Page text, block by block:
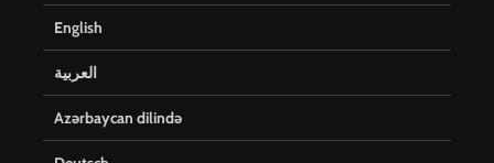
English
العربية
Azərbaycan dilində